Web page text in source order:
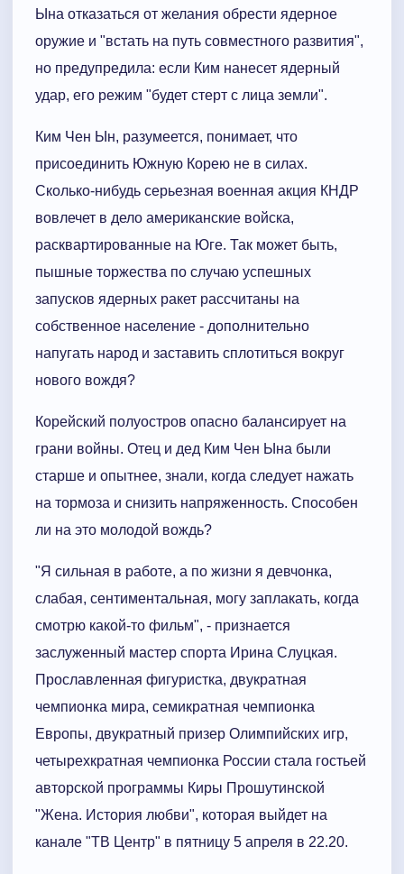
Ына отказаться от желания обрести ядерное
оружие и "встать на путь совместного развития",
но предупредила: если Ким нанесет ядерный
удар, его режим "будет стерт с лица земли".
Ким Чен Ын, разумеется, понимает, что
присоединить Южную Корею не в силах.
Сколько-нибудь серьезная военная акция КНДР
вовлечет в дело американские войска,
расквартированные на Юге. Так может быть,
пышные торжества по случаю успешных
запусков ядерных ракет рассчитаны на
собственное население - дополнительно
напугать народ и заставить сплотиться вокруг
нового вождя?
Корейский полуостров опасно балансирует на
грани войны. Отец и дед Ким Чен Ына были
старше и опытнее, знали, когда следует нажать
на тормоза и снизить напряженность. Способен
ли на это молодой вождь?
"Я сильная в работе, а по жизни я девчонка,
слабая, сентиментальная, могу заплакать, когда
смотрю какой-то фильм", - признается
заслуженный мастер спорта Ирина Слуцкая.
Прославленная фигуристка, двукратная
чемпионка мира, семикратная чемпионка
Европы, двукратный призер Олимпийских игр,
четырехкратная чемпионка России стала гостьей
авторской программы Киры Прошутинской
"Жена. История любви", которая выйдет на
канале "ТВ Центр" в пятницу 5 апреля в 22.20.